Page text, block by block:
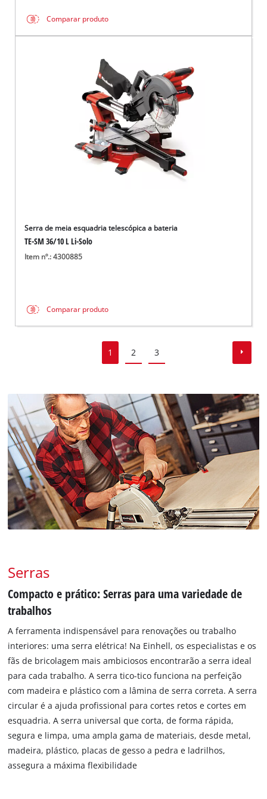
Comparar produto
Serra de meia esquadria telescópica a bateria
TE-SM 36/10 L Li-Solo
Item nº.: 4300885
Comparar produto
1 2 3
Serras
Compacto e prático: Serras para uma variedade de
trabalhos
A ferramenta indispensável para renovações ou trabalho
interiores: uma serra elétrica! Na Einhell, os especialistas e os
fãs de bricolagem mais ambiciosos encontrarão a serra ideal
para cada trabalho. A serra tico-tico funciona na perfeição
com madeira e plástico com a lâmina de serra correta. A serra
circular é a ajuda profissional para cortes retos e cortes em
esquadria. A serra universal que corta, de forma rápida,
segura e limpa, uma ampla gama de materiais, desde metal,
madeira, plástico, placas de gesso a pedra e ladrilhos,
assegura a máxima flexibilidade